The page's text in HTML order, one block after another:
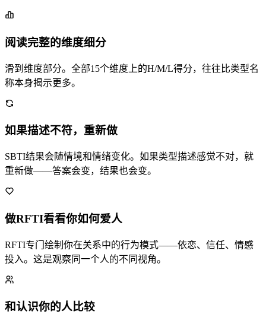
阅读完整的维度细分
滑到维度部分。全部15个维度上的H/M/L得分，往往比类型名
称本身揭示更多。
如果描述不符，重新做
SBTI结果会随情境和情绪变化。如果类型描述感觉不对，就
重新做——答案会变，结果也会变。
做RFTI看看你如何爱人
RFTI专门绘制你在关系中的行为模式——依恋、信任、情感
投入。这是观察同一个人的不同视角。
和认识你的人比较